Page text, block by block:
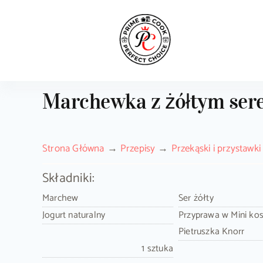
Marchewka z żółtym
Strona Główna Przepisy Przekąski i przystawki
Składniki:
Marchew
Ser żółty
Jogurt naturalny
Przyprawa w Mini
Pietruszka Knorr
1 sztuka